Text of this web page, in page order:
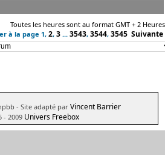
Toutes les heures sont au format GMT + 2 Heures
à la page 1, 2, 3 ... 3543, 3544, 3545 Suivante
- Site adapté par Vincent Barrier
- 2009 Univers Freebox